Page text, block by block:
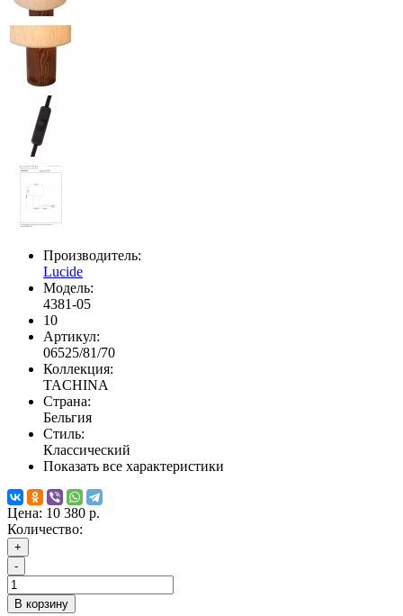
Производитель:
Lucide
Модель:
4381-05
10
Артикул:
06525/81/70
Коллекция:
TACHINA
Страна:
Бельгия
Стиль:
Классический
Показать все характеристики
Цена: 10 380 р.
Количество:
+
-
В корзину